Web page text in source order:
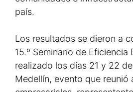
país.
Los resultados se dieron a
15.º Seminario de Eficiencia
realizado los días 21 y 22
Medellín, evento que reunió